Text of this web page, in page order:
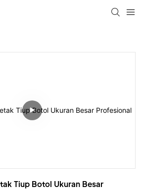
Tiup Botol Ukuran Besar